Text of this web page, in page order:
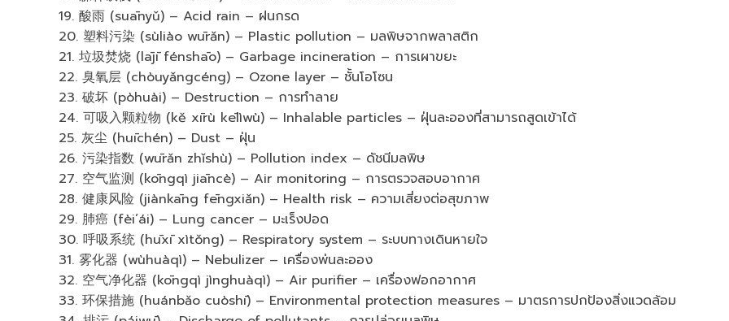
19. 酸雨 (suānyǔ) – Acid rain – ฝนกรด
20. 塑料污染 (sùliào wūrǎn) – Plastic pollution – มลพิษจากพลาสติก
21. 垃圾焚烧 (lājī fénshāo) – Garbage incineration – การเผาขยะ
22. 臭氧层 (chòuyǎngcéng) – Ozone layer – ชั้นโอโซน
23. 破坏 (pòhuài) – Destruction – การทำลาย
24. 可吸入颗粒物 (kě xīrù kēlìwù) – Inhalable particles – ฝุ่นละอองที่สามารถสูดเข้าได้
25. 灰尘 (huīchén) – Dust – ฝุ่น
26. 污染指数 (wūrǎn zhǐshù) – Pollution index – ดัชนีมลพิษ
27. 空气监测 (kōngqì jiāncè) – Air monitoring – การตรวจสอบอากาศ
28. 健康风险 (jiànkāng fēngxiǎn) – Health risk – ความเสี่ยงต่อสุขภาพ
29. 肺癌 (fèi’ái) – Lung cancer – มะเร็งปอด
30. 呼吸系统 (hūxī xìtǒng) – Respiratory system – ระบบทางเดินหายใจ
31. 雾化器 (wùhuàqì) – Nebulizer – เครื่องพ่นละออง
32. 空气净化器 (kōngqì jìnghuàqì) – Air purifier – เครื่องฟอกอากาศ
33. 环保措施 (huánbǎo cuòshī) – Environmental protection measures – มาตรการปกป้องสิ่งแวดล้อม